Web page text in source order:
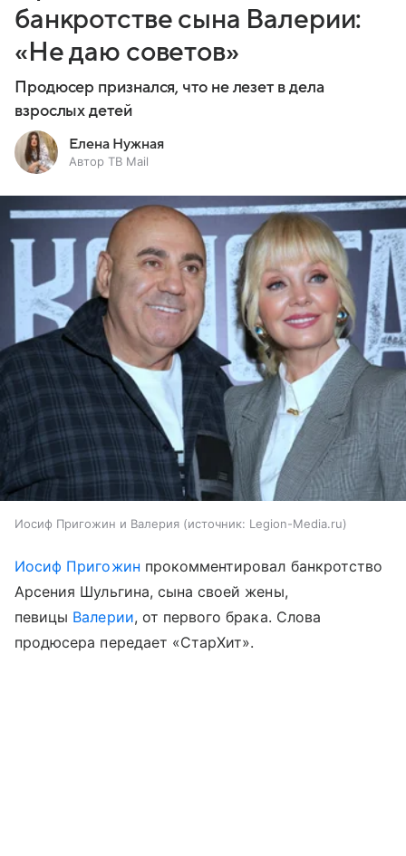
банкротстве сына Валерии:
«Не даю советов»
Продюсер признался, что не лезет в дела
взрослых детей
Елена Нужная
Автор ТВ Mail
Иосиф Пригожин и Валерия источник: Legion-Media.ru
Иосиф Пригожин прокомментировал банкротство
Арсения Шульгина, сына своей жены,
певицы Валерии, от первого брака. Слова
продюсера передает «СтарХит».